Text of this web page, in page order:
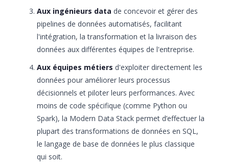
Aux ingénieurs data de concevoir et gérer des
pipelines de données automatisés, facilitant
l'intégration, la transformation et la livraison des
données aux différentes équipes de l'entreprise.
Aux équipes métiers d'exploiter directement les
données pour améliorer leurs processus
décisionnels et piloter leurs performances. Avec
moins de code spécifique (comme Python ou
Spark), la Modern Data Stack permet d’effectuer la
plupart des transformations de données en SQL,
le langage de base de données le plus classique
qui soit.